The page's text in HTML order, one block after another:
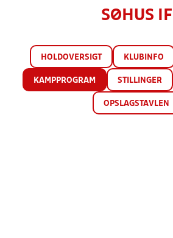
SØHUS IF
HOLDOVERSIGT KLUBINFO
KAMPPROGRAM STILLINGER
OPSLAGSTAVLEN